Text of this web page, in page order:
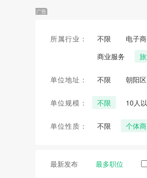
所属行业： 不限 电子
商业服务
单位地址： 不限 朝阳区
单位规模： 不限 10人
单位性质： 不限 个体
最新发布 最多职位